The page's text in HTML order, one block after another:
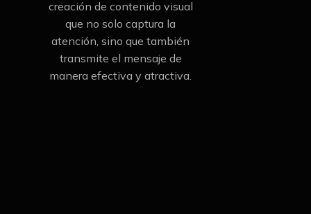
creación de contenido visual
que no solo captura la
atención, sino que también
transmite el mensaje de
manera efectiva y atractiva.